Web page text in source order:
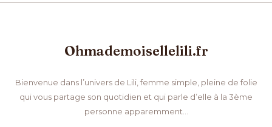
Ohmademoisellelili.fr
Bienvenue dans l’univers de Lili, femme simple, pleine de folie
qui vous partage son quotidien et qui parle d’elle à la 3ème
personne apparemment…